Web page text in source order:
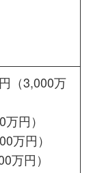
（3,000万
円）
万円）
万円）